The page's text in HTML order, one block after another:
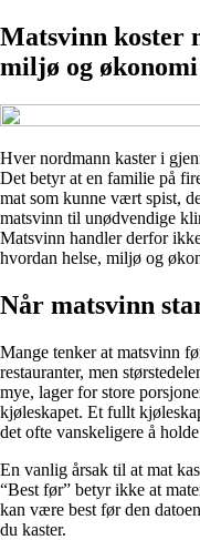
Matsvinn koster
miljø og
Hver nordmann kaster i
Det betyr at en familie på
mat som kunne vært spist,
matsvinn til unødvendige
Matsvinn handler derfor
hvordan helse, miljø og
Når matsvinn
Mange tenker at matsvinn
restauranter, men
mye, lager for store
kjøleskapet. Et fullt
det ofte vanskeligere å
En vanlig årsak til at mat
“Best før” betyr ikke at
kan være best før den
du kaster.